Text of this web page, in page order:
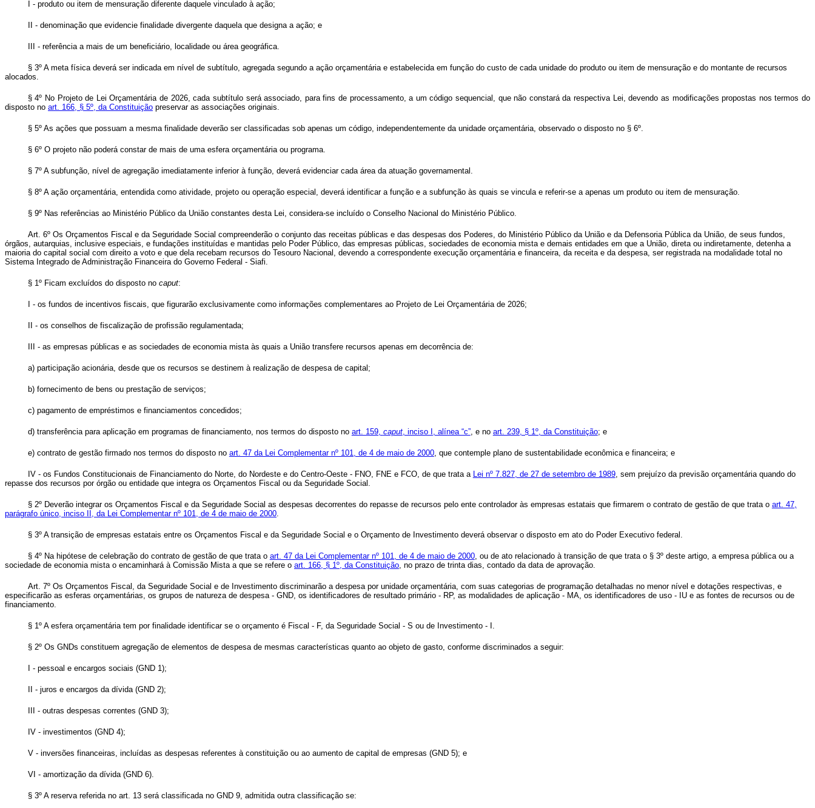
I - produto ou item de mensuração diferente daquele vinculado à ação;
II - denominação que evidencie finalidade divergente daquela que designa a ação; e
III - referência a mais de um beneficiário, localidade ou área geográfica.
§ 3º A meta física deverá ser indicada em nível de subtítulo, agregada segundo a ação orçamentária e estabelecida em função do custo de cada unidade do produto ou item de mensuração e do montante de recursos
alocados.
§ 4º No Projeto de Lei Orçamentária de 2026, cada subtítulo será associado, para fins de processamento, a um código sequencial, que não constará da respectiva Lei, devendo as modificações propostas nos termos do
disposto no art. 166, § 5º, da Constituição preservar as associações originais.
§ 5º As ações que possuam a mesma finalidade deverão ser classificadas sob apenas um código, independentemente da unidade orçamentária, observado o disposto no § 6º.
§ 6º O projeto não poderá constar de mais de uma esfera orçamentária ou programa.
§ 7º A subfunção, nível de agregação imediatamente inferior à função, deverá evidenciar cada área da atuação governamental.
§ 8º A ação orçamentária, entendida como atividade, projeto ou operação especial, deverá identificar a função e a subfunção às quais se vincula e referir-se a apenas um produto ou item de mensuração.
§ 9º Nas referências ao Ministério Público da União constantes desta Lei, considera-se incluído o Conselho Nacional do Ministério Público.
Art. 6º Os Orçamentos Fiscal e da Seguridade Social compreenderão o conjunto das receitas públicas e das despesas dos Poderes, do Ministério Público da União e da Defensoria Pública da União, de seus fundos,
órgãos, autarquias, inclusive especiais, e fundações instituídas e mantidas pelo Poder Público, das empresas públicas, sociedades de economia mista e demais entidades em que a União, direta ou indiretamente, detenha a
maioria do capital social com direito a voto e que dela recebam recursos do Tesouro Nacional, devendo a correspondente execução orçamentária e financeira, da receita e da despesa, ser registrada na modalidade total no
Sistema Integrado de Administração Financeira do Governo Federal - Siafi.
§ 1º Ficam excluídos do disposto no caput:
I - os fundos de incentivos fiscais, que figurarão exclusivamente como informações complementares ao Projeto de Lei Orçamentária de 2026;
II - os conselhos de fiscalização de profissão regulamentada;
III - as empresas públicas e as sociedades de economia mista às quais a União transfere recursos apenas em decorrência de:
a) participação acionária, desde que os recursos se destinem à realização de despesa de capital;
b) fornecimento de bens ou prestação de serviços;
c) pagamento de empréstimos e financiamentos concedidos;
d) transferência para aplicação em programas de financiamento, nos termos do disposto no art. 159, caput, inciso I, alínea “c”, e no art. 239, § 1º, da Constituição; e
e) contrato de gestão firmado nos termos do disposto no art. 47 da Lei Complementar nº 101, de 4 de maio de 2000, que contemple plano de sustentabilidade econômica e financeira; e
IV - os Fundos Constitucionais de Financiamento do Norte, do Nordeste e do Centro-Oeste - FNO, FNE e FCO, de que trata a Lei nº 7.827, de 27 de setembro de 1989, sem prejuízo da previsão orçamentária quando do
repasse dos recursos por órgão ou entidade que integra os Orçamentos Fiscal ou da Seguridade Social.
§ 2º Deverão integrar os Orçamentos Fiscal e da Seguridade Social as despesas decorrentes do repasse de recursos pelo ente controlador às empresas estatais que firmarem o contrato de gestão de que trata o art. 47,
parágrafo único, inciso II, da Lei Complementar nº 101, de 4 de maio de 2000.
§ 3º A transição de empresas estatais entre os Orçamentos Fiscal e da Seguridade Social e o Orçamento de Investimento deverá observar o disposto em ato do Poder Executivo federal.
§ 4º Na hipótese de celebração do contrato de gestão de que trata o art. 47 da Lei Complementar nº 101, de 4 de maio de 2000, ou de ato relacionado à transição de que trata o § 3º deste artigo, a empresa pública ou a
sociedade de economia mista o encaminhará à Comissão Mista a que se refere o art. 166, § 1º, da Constituição, no prazo de trinta dias, contado da data de aprovação.
Art. 7º Os Orçamentos Fiscal, da Seguridade Social e de Investimento discriminarão a despesa por unidade orçamentária, com suas categorias de programação detalhadas no menor nível e dotações respectivas, e
especificarão as esferas orçamentárias, os grupos de natureza de despesa - GND, os identificadores de resultado primário - RP, as modalidades de aplicação - MA, os identificadores de uso - IU e as fontes de recursos ou de
financiamento.
§ 1º A esfera orçamentária tem por finalidade identificar se o orçamento é Fiscal - F, da Seguridade Social - S ou de Investimento - I.
§ 2º Os GNDs constituem agregação de elementos de despesa de mesmas características quanto ao objeto de gasto, conforme discriminados a seguir:
I - pessoal e encargos sociais (GND 1);
II - juros e encargos da dívida (GND 2);
III - outras despesas correntes (GND 3);
IV - investimentos (GND 4);
V - inversões financeiras, incluídas as despesas referentes à constituição ou ao aumento de capital de empresas (GND 5); e
VI - amortização da dívida (GND 6).
§ 3º A reserva referida no art. 13 será classificada no GND 9, admitida outra classificação se: